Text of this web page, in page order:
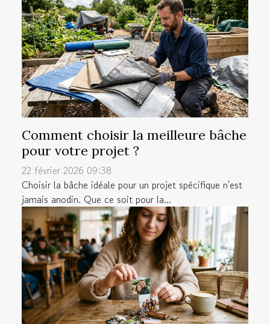
Comment choisir la meilleure bâche
pour votre projet ?
22 février 2026 09:38
Choisir la bâche idéale pour un projet spécifique n'est
jamais anodin. Que ce soit pour la...